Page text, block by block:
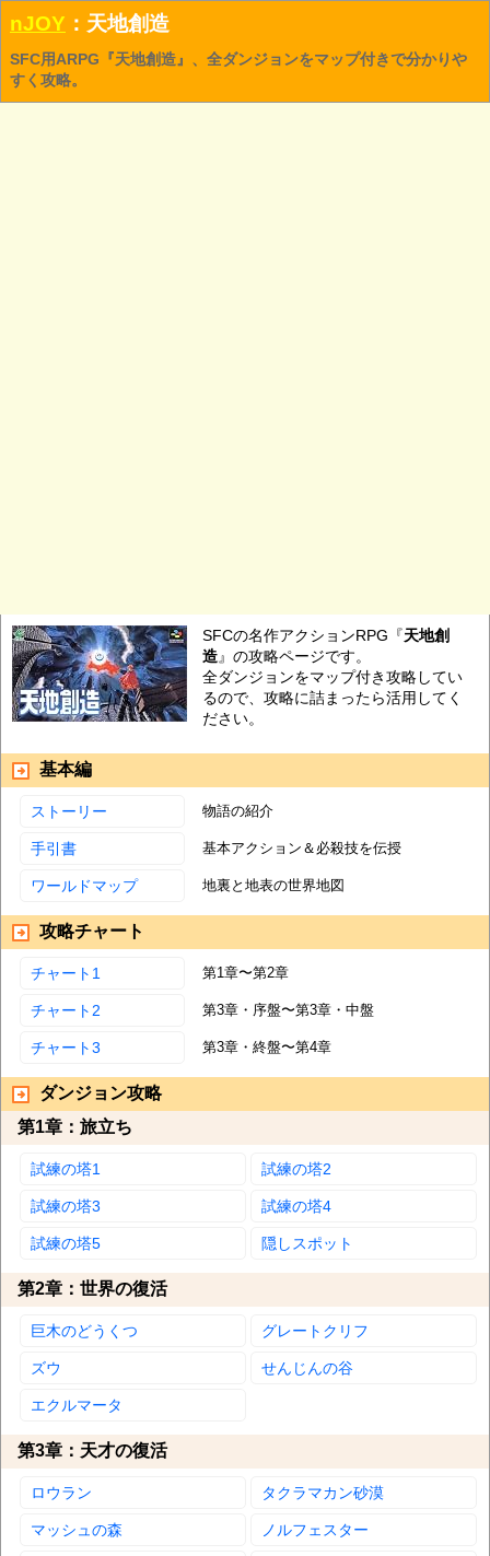
nJOY ：天地創造
SFC用ARPG『天地創造』、全ダンジョンをマップ付きで分かりや
すく攻略。
SFCの名作アクションRPG『天地創
造』の攻略ページです。
全ダンジョンをマップ付き攻略してい
るので、攻略に詰まったら活用してく
ださい。
基本編
ストーリー 物語の紹介
手引書 基本アクション＆必殺技を伝授
ワールドマップ 地裏と地表の世界地図
攻略チャート
チャート1 第1章〜第2章
チャート2 第3章・序盤〜第3章・中盤
チャート3 第3章・終盤〜第4章
ダンジョン攻略
第1章：旅立ち
試練の塔1 試練の塔2
試練の塔3 試練の塔4
試練の塔5 隠しスポット
第2章：世界の復活
巨木のどうくつ グレートクリフ
ズウ せんじんの谷
エクルマータ
第3章：天才の復活
ロウラン タクラマカン砂漠
マッシュの森 ノルフェスター